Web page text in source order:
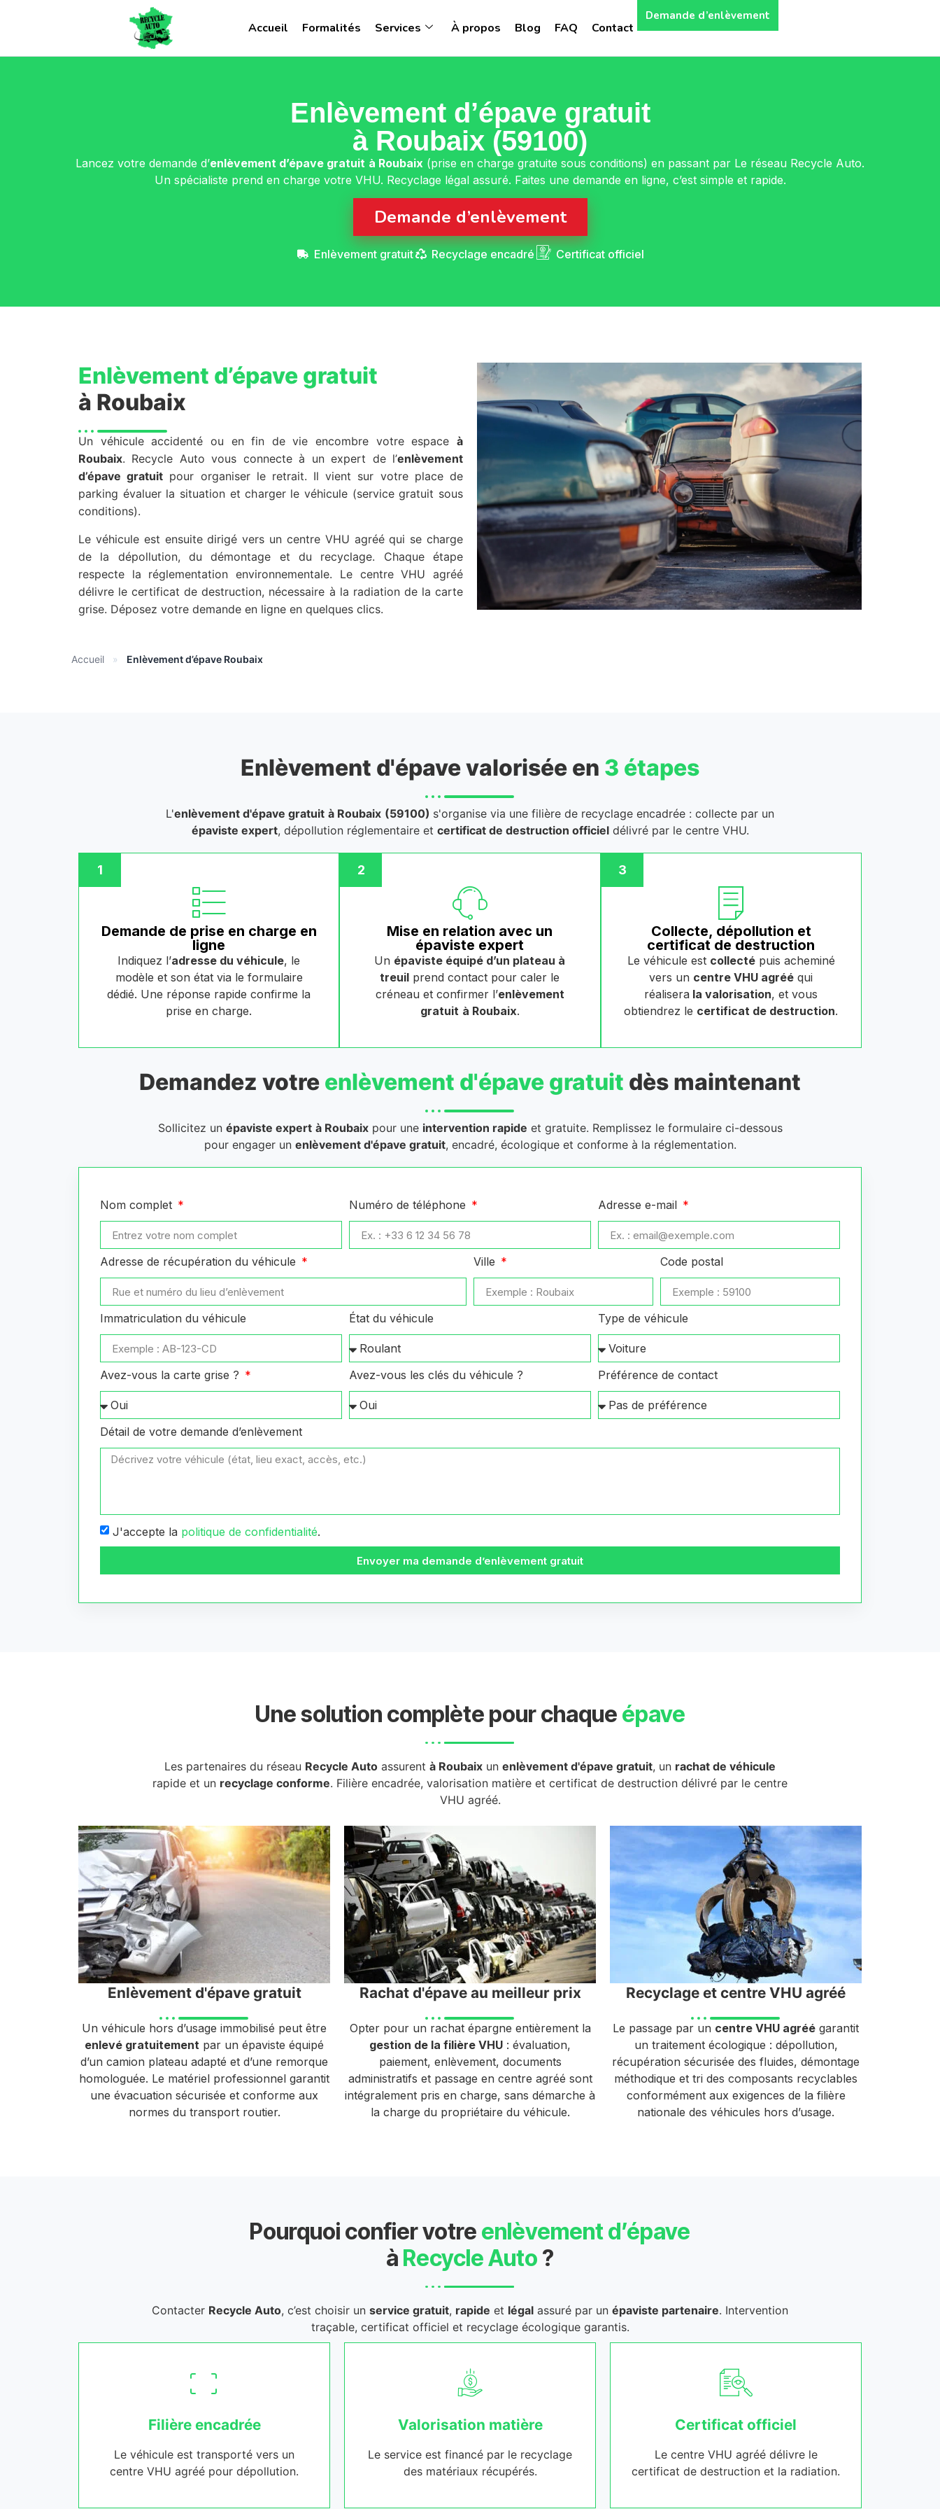
Accueil Formalités Services À propos Blog FAQ Contact
Demande d’enlèvement
Enlèvement d’épave gratuit
à Roubaix (59100)
Lancez votre demande d’enlèvement d’épave gratuit à Roubaix (prise en charge gratuite sous conditions) en passant par Le réseau Recycle Auto.
Un spécialiste prend en charge votre VHU. Recyclage légal assuré. Faites une demande en ligne, c’est simple et rapide.
Demande d’enlèvement
Enlèvement gratuit Recyclage encadré Certificat officiel
Enlèvement d’épave gratuit
à Roubaix
Un véhicule accidenté ou en fin de vie encombre votre espace à
Roubaix. Recycle Auto vous connecte à un expert de l’enlèvement
d’épave gratuit pour organiser le retrait. Il vient sur votre place de
parking évaluer la situation et charger le véhicule (service gratuit sous
conditions).
Le véhicule est ensuite dirigé vers un centre VHU agréé qui se charge
de la dépollution, du démontage et du recyclage. Chaque étape
respecte la réglementation environnementale. Le centre VHU agréé
délivre le certificat de destruction, nécessaire à la radiation de la carte
grise. Déposez votre demande en ligne en quelques clics.
Accueil » Enlèvement d’épave Roubaix
Enlèvement d'épave valorisée en 3 étapes
L'enlèvement d'épave gratuit à Roubaix (59100) s'organise via une filière de recyclage encadrée : collecte par un
épaviste expert, dépollution réglementaire et certificat de destruction officieldélivré par le centre VHU.
1
Demande de prise en charge en
ligne
Indiquez l’adresse du véhicule, le
modèle et son état via le formulaire
dédié. Une réponse rapide confirme la
prise en charge.
2
Mise en relation avec un
épaviste expert
Un épaviste équipé d’un plateau à
treuil prend contact pour caler le
créneau et confirmer l’enlèvement
gratuit à Roubaix.
3
Collecte, dépollution et
certificat de destruction
Le véhicule est collectépuis acheminé
vers un centre VHU agréé qui
réalisera la valorisation, et vous
obtiendrez le certificat de destruction.
Demandez votre enlèvement d'épave gratuit dès maintenant
Sollicitez un épaviste expert à Roubaixpour une intervention rapide et gratuite. Remplissez le formulaire ci-dessous
pour engager un enlèvement d'épave gratuit, encadré, écologique et conforme à la réglementation.
Nom complet Numéro de téléphone Adresse e-mail
Adresse de récupération du véhicule Ville Code postal
Immatriculation du véhicule État du véhicule Type de véhicule
Avez-vous la carte grise ? Avez-vous les clés du véhicule ? Préférence de contact
Détail de votre demande d’enlèvement
J'accepte la politique de confidentialité.
Envoyer ma demande d’enlèvement gratuit
Une solution complète pour chaque épave
Les partenaires du réseau Recycle Auto assurent à Roubaix un enlèvement d'épave gratuit, un rachat de véhicule
rapide et un recyclage conforme. Filière encadrée, valorisation matière et certificat de destruction délivré par le centre
VHU agréé.
Enlèvement d'épave gratuit
Un véhicule hors d’usage immobilisé peut être
enlevé gratuitement par un épaviste équipé
d’un camion plateau adapté et d’une remorque
homologuée. Le matériel professionnel garantit
une évacuation sécurisée et conforme aux
normes du transport routier.
Rachat d'épave au meilleur prix
Opter pour un rachat épargne entièrement la
gestion de la filière VHU : évaluation,
paiement, enlèvement, documents
administratifs et passage en centre agréé sont
intégralement pris en charge, sans démarche à
la charge du propriétaire du véhicule.
Recyclage et centre VHU agréé
Le passage par un centre VHU agréé garantit
un traitement écologique : dépollution,
récupération sécurisée des fluides, démontage
méthodique et tri des composants recyclables
conformément aux exigences de la filière
nationale des véhicules hors d’usage.
Pourquoi confier votre enlèvement d’épave
à Recycle Auto ?
Contacter Recycle Auto, c’est choisir un service gratuit, rapide et légal assuré par un épaviste partenaire. Intervention
traçable, certificat officiel et recyclage écologique garantis.
Filière encadrée
Le véhicule est transporté vers un
centre VHU agréé pour dépollution.
Valorisation matière
Le service est financé par le recyclage
des matériaux récupérés.
Certificat officiel
Le centre VHU agréé délivre le
certificat de destruction et la radiation.